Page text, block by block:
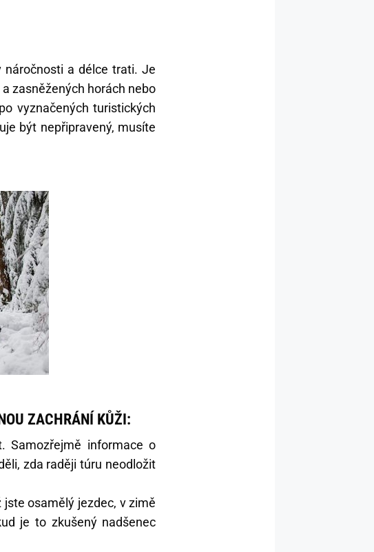
náročnosti a délce trati. Je
zasněžených horách nebo
vyznačených turistických
být nepřipravený, musíte
ZACHRÁNÍ KŮŽI:
Samozřejmě informace o
zda raději túru neodložit
jste osamělý jezdec, v zimě
je to zkušený nadšenec